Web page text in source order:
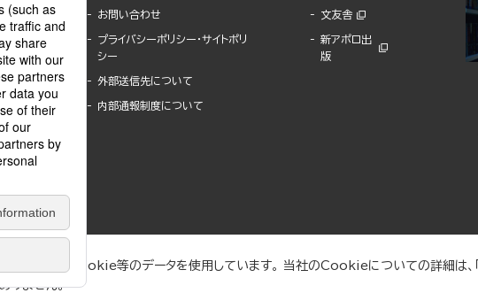
シー
ウ
list
お問い合わせ
プライバシーポリシー・サイトポリ
シー
外部送信先について
内部通報制度について
文友舎
新アポロ出
版
上のためにCookie等のデータを使用しています。 当社のCookieについての詳細は、「
りません。